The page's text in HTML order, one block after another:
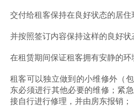
交付给租客保持在良好状态的居住
并按照签订内容保持这样的良好状
在租赁期间保证租客拥有安静的环
租客可以独立做到的小维修外（
东必须进行其他必要的维修；紧
接自行进行修理，并由房东报销；